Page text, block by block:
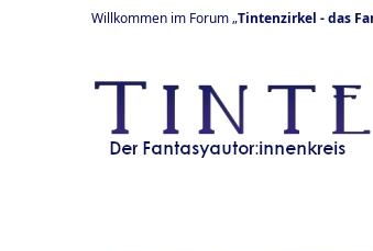
Willkommen im Forum „Tintenzirkel - das